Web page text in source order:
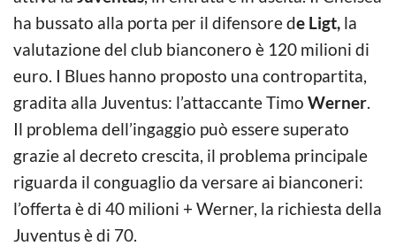
ha bussato alla porta per il difensore de Ligt, la
valutazione del club bianconero è 120 milioni di
euro. I Blues hanno proposto una contropartita,
gradita alla Juventus: l’attaccante Timo Werner.
Il problema dell’ingaggio può essere superato
grazie al decreto crescita, il problema principale
riguarda il conguaglio da versare ai bianconeri:
l’offerta è di 40 milioni + Werner, la richiesta della
Juventus è di 70.